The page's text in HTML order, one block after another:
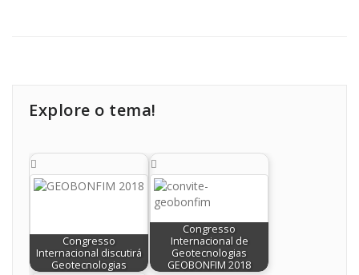
Explore o tema!
Congresso
Internacional discutirá
Geotecnologias
Congresso
Internacional de
Geotecnologias
GEOBONFIM 2018